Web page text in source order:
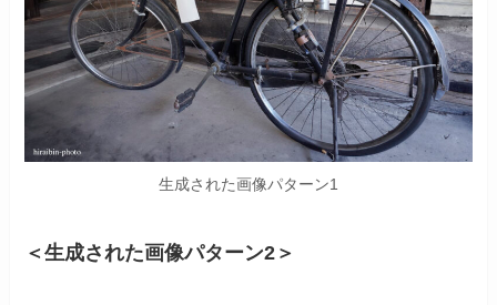
生成された画像パターン1
＜生成された画像パターン2＞